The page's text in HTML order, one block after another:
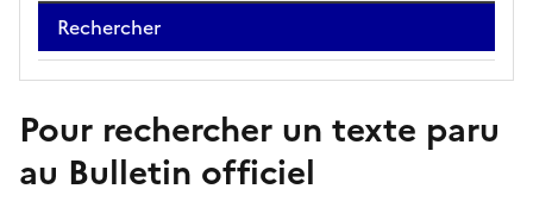
Pour rechercher un texte paru
au Bulletin officiel